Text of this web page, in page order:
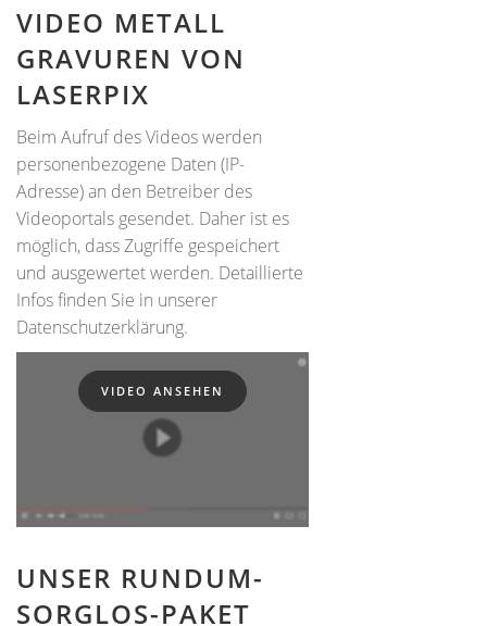
VIDEO METALL
GRAVUREN VON
LASERPIX
Beim Aufruf des Videos werden
personenbezogene Daten (IP-
Adresse) an den Betreiber des
Videoportals gesendet. Daher ist es
möglich, dass Zugriffe gespeichert
und ausgewertet werden. Detaillierte
Infos finden Sie in unserer
Datenschutzerklärung.
VIDEO ANSEHEN
UNSER RUNDUM-
SORGLOS-PAKET